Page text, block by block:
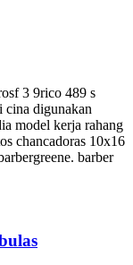
3 9rico 489 s
cina digunakan
model kerja rahang
chancadoras 10x16
barber